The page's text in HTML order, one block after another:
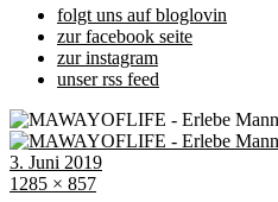
folgt uns auf bloglovin
zur facebook seite
zur instagram
unser rss feed
3. Juni 2019
1285 × 857